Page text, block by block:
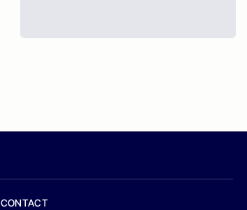
CONTACT